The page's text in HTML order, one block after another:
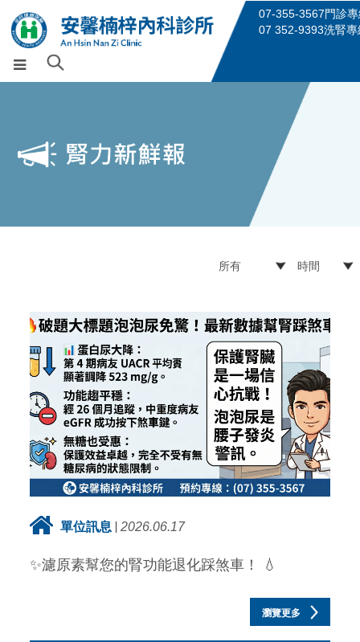
07-355-3567門診
07 352-9393洗腎專
單位訊息 2026.06.17
✨濾原素幫您的腎功能退化踩煞車！ 💧
瀏覽更多